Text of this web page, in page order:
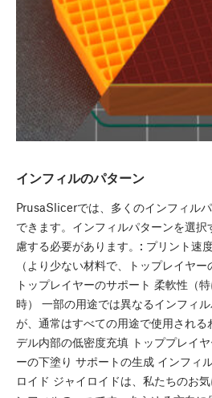
インフィルのパターン
PrusaSlicerでは、多くのインフィル
できます。インフィルパターンを選
慮する必要があります。: プリント速
（より少ない材料で、トップレイヤ
トップレイヤーのサポート 柔軟性（
時） 一部の用途では異なるインフィ
が、通常はすべての用途で使用され
デル内部の低密度充填 トッププレイ
ーの下塗り サポートの生成 インフィ
ロイド ジャイロイドは、私たちのお